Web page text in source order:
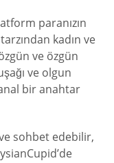
paranızın
kadın ve
ve özgün
ve olgun
bir anahtar
sohbet edebilir,